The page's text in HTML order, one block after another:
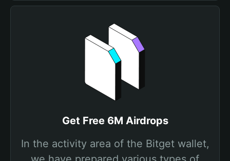
Get Free 6M Airdrops
In the activity area of the Bitget wallet,